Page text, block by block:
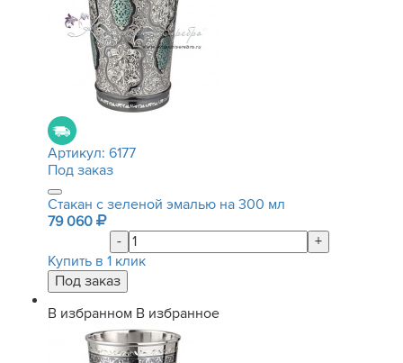
Артикул: 6177
Под заказ
Стакан с зеленой эмалью на 300 мл
79 060
-
+
Купить в 1 клик
В избранном В избранное